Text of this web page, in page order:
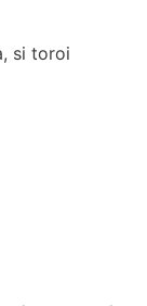
si toroi